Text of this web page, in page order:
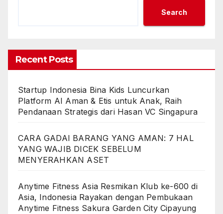
Search
Recent Posts
Startup Indonesia Bina Kids Luncurkan
Platform AI Aman & Etis untuk Anak, Raih
Pendanaan Strategis dari Hasan VC Singapura
CARA GADAI BARANG YANG AMAN: 7 HAL
YANG WAJIB DICEK SEBELUM
MENYERAHKAN ASET
Anytime Fitness Asia Resmikan Klub ke-600 di
Asia, Indonesia Rayakan dengan Pembukaan
Anytime Fitness Sakura Garden City Cipayung